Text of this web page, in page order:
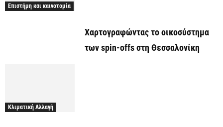
Επιστήμη και καινοτομία
Χαρτογραφώντας το οικοσύστημα
των spin-offs στη Θεσσαλονίκη
Κλιματική Αλλαγή